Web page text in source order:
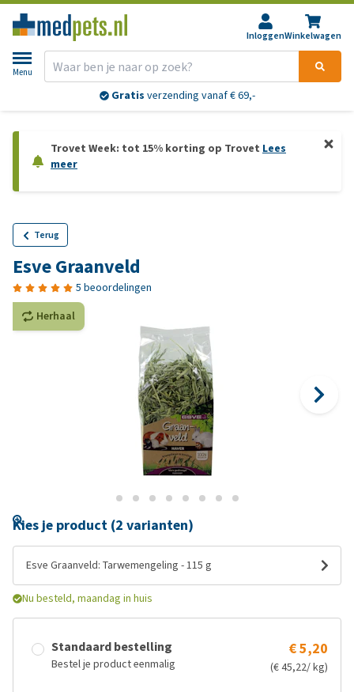
InloggenWinkelwagen
Menu
Gratis verzending vanaf € 69,-
Trovet Week: tot 15% korting op Trovet Lees
meer
Terug
Esve Graanveld
5 beoordelingen
Herhaal
Kies je product (2 varianten)
Esve Graanveld: Tarwemengeling - 115 g
Nu besteld, maandag in huis
Standaard bestelling
Bestel je product eenmalig
€ 5,20
(€ 45,22/ kg)